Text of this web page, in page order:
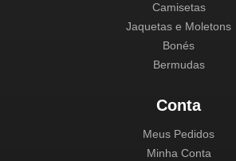
Camisetas
Jaquetas e Moletons
Bonés
Bermudas
Conta
Meus Pedidos
Minha Conta